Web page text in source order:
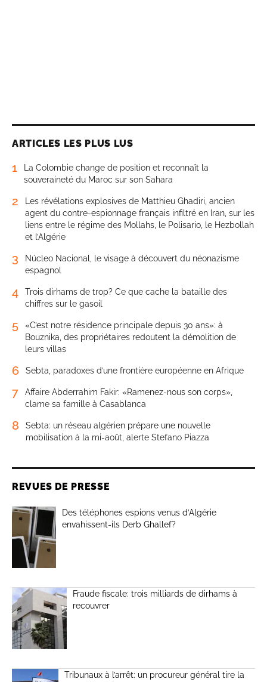
ARTICLES LES PLUS LUS
1
La Colombie change de position et reconnaît la
souveraineté du Maroc sur son Sahara
2
Les révélations explosives de Matthieu Ghadiri, ancien
agent du contre-espionnage français infiltré en Iran, sur les
liens entre le régime des Mollahs, le Polisario, le Hezbollah
et l’Algérie
3
Núcleo Nacional, le visage à découvert du néonazisme
espagnol
4
Trois dirhams de trop? Ce que cache la bataille des
chiffres sur le gasoil
5
«C’est notre résidence principale depuis 30 ans»: à
Bouznika, des propriétaires redoutent la démolition de
leurs villas
6 Sebta, paradoxes d’une frontière européenne en Afrique
7
Affaire Abderrahim Fakir: «Ramenez-nous son corps»,
clame sa famille à Casablanca
8
Sebta: un réseau algérien prépare une nouvelle
mobilisation à la mi-août, alerte Stefano Piazza
REVUES DE PRESSE
Des téléphones espions venus d’Algérie
envahissent-ils Derb Ghallef?
Fraude fiscale: trois milliards de dirhams à
recouvrer
Tribunaux à l’arrêt: un procureur général tire la